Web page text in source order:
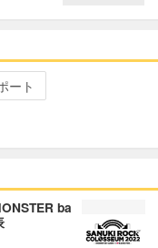
ート
ba